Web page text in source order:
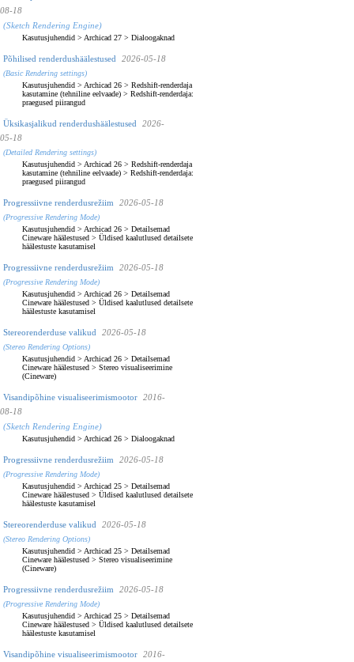
08-18
(Sketch Rendering Engine)
Kasutusjuhendid > Archicad 27 > Dialoogaknad
Põhilised renderdushäälestused 2026-05-18
(Basic Rendering settings)
Kasutusjuhendid > Archicad 26 > Redshift-renderdaja
kasutamine (tehniline eelvaade) > Redshift-renderdaja:
praegused piirangud
Üksikasjalikud renderdushäälestused
2026-
05-18
(Detailed Rendering settings)
Kasutusjuhendid > Archicad 26 > Redshift-renderdaja
kasutamine (tehniline eelvaade) > Redshift-renderdaja:
praegused piirangud
Progressiivne renderdusrežiim 2026-05-18
(Progressive Rendering Mode)
Kasutusjuhendid > Archicad 26 > Detailsemad
Cineware häälestused > Üldised kaalutlused detailsete
häälestuste kasutamisel
Progressiivne renderdusrežiim 2026-05-18
(Progressive Rendering Mode)
Kasutusjuhendid > Archicad 26 > Detailsemad
Cineware häälestused > Üldised kaalutlused detailsete
häälestuste kasutamisel
Stereorenderduse valikud 2026-05-18
(Stereo Rendering Options)
Kasutusjuhendid > Archicad 26 > Detailsemad
Cineware häälestused > Stereo visualiseerimine
(Cineware)
Visandipõhine visualiseerimismootor
2016-
08-18
(Sketch Rendering Engine)
Kasutusjuhendid > Archicad 26 > Dialoogaknad
Progressiivne renderdusrežiim 2026-05-18
(Progressive Rendering Mode)
Kasutusjuhendid > Archicad 25 > Detailsemad
Cineware häälestused > Üldised kaalutlused detailsete
häälestuste kasutamisel
Stereorenderduse valikud 2026-05-18
(Stereo Rendering Options)
Kasutusjuhendid > Archicad 25 > Detailsemad
Cineware häälestused > Stereo visualiseerimine
(Cineware)
Progressiivne renderdusrežiim 2026-05-18
(Progressive Rendering Mode)
Kasutusjuhendid > Archicad 25 > Detailsemad
Cineware häälestused > Üldised kaalutlused detailsete
häälestuste kasutamisel
Visandipõhine visualiseerimismootor
2016-